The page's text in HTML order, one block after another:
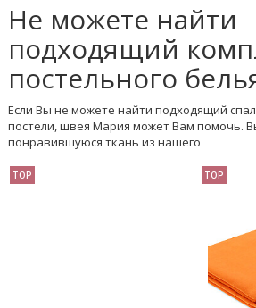
Не можете найти
подходящий
постельного
Если Вы не можете найти подходящий
постели, швея Мария может Вам помочь.
понравившуюся ткань из нашего
TOP TOP